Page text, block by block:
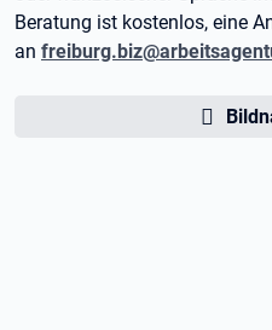
Beratung ist kostenlos, eine
an